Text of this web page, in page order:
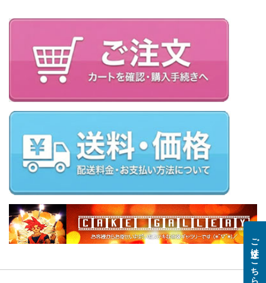
ご注文はこちら